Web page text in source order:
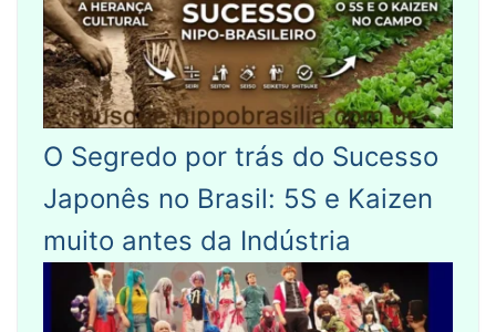
O Segredo por trás do Sucesso
Japonês no Brasil: 5S e Kaizen
muito antes da Indústria